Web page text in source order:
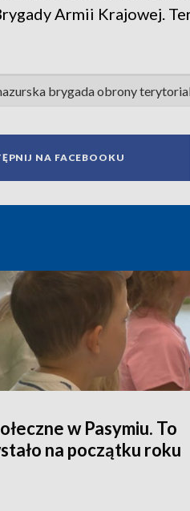
Armii Krajowej.
brygada obrony
NA FACEBOOKU
w Pasymiu. To
na początku roku